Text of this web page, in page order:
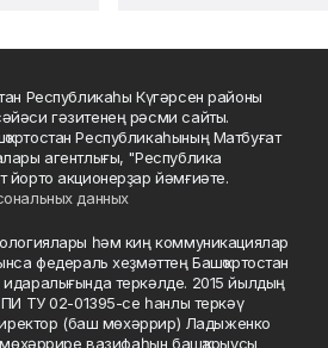
Республикаһы Күгәрсен районы
гәзитенең рәсми сайты.
Республикаһының Матбуғат
агентлығы, "Республика
акционерҙар йәмғиәте.
данных
һәм киң коммуникациялар
федераль хеҙмәттең Башҡортостан
теркәлде. 2015 йылдың
ТУ 02-01395-се һанлы теркәү
(баш мөхәррир) Ладыженко
вазифаһын башҡарыусы